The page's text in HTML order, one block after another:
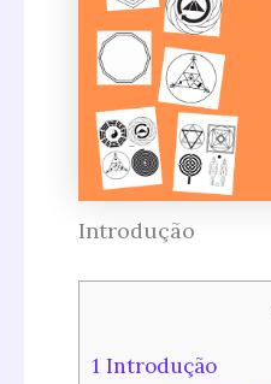
Introdução
1 Introdução